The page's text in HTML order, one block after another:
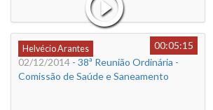
Helvécio Arantes
00:05:15
02/12/2014 - 38ª Reunião Ordinária -
Comissão de Saúde e Saneamento